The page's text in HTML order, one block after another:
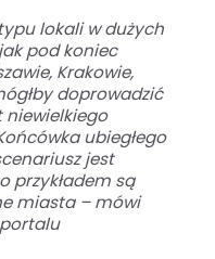
lokali w dużych
pod koniec
Krakowie,
doprowadzić
niewielkiego
ubiegłego
jest
przykładem są
miasta– mówi